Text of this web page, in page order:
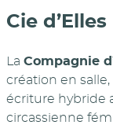
Cie d’Elles
La Compagnie
création en salle,
écriture hybride
circassienne